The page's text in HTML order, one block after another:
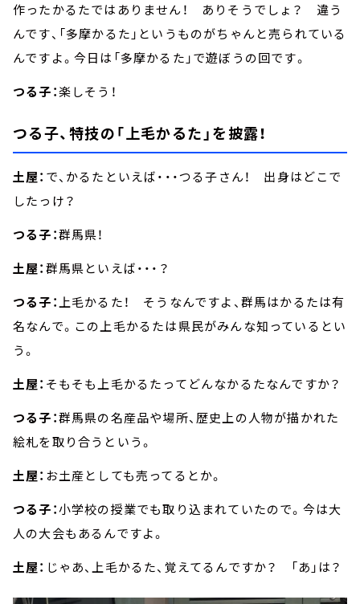
作ったかるたではありません！ ありそうでしょ？ 違う
んです、「多摩かるた」というものがちゃんと売られている
んですよ。今日は「多摩かるた」で遊ぼうの回です。
つる子：楽しそう！
つる子、特技の「上毛かるた」を披露！
土屋： で、かるたといえば・・・つる子さん！ 出身はどこで
したっけ？
つる子：群馬県！
土屋：群馬県といえば・・・？
つる子：上毛かるた！ そうなんですよ、群馬はかるたは有
名なんで。この上毛かるたは県民がみんな知っているとい
う。
土屋： そもそも上毛かるたってどんなかるたなんですか？
つる子：群馬県の名産品や場所、歴史上の人物が描かれた
絵札を取り合うという。
土屋： お土産としても売ってるとか。
つる子：小学校の授業でも取り込まれていたので。今は大
人の大会もあるんですよ。
土屋： じゃあ、上毛かるた、覚えてるんですか？ 「あ」は？